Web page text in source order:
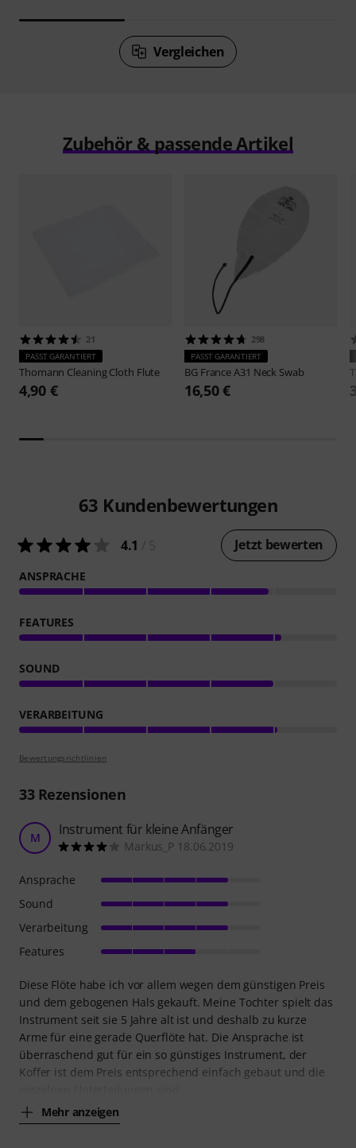
Vergleichen
Zubehör & passende Artikel
21
PASST GARANTIERT
Thomann Cleaning Cloth Flute
4,90 €
298
PASST GARANTIERT
BG FranceA31 Neck Swab
16,50 €
63 Kundenbewertungen
4.1 Jetzt bewerten
ANSPRACHE
FEATURES
SOUND
VERARBEITUNG
Bewertungsrichtlinien
33Rezensionen
M Instrument für kleine Anfänger
Markus_P 18.06.2019
Diese Flöte habe ich vor allem wegen dem günstigen Preis
und dem gebogenen Hals gekauft. Meine Tochter spielt das
Instrument seit sie 5 Jahre alt ist und deshalb zu kurze
Arme für eine gerade Querflöte hat. Die Ansprache ist
überraschend gut für ein so günstiges Instrument, der
Koffer ist dem Preis entsprechend einfach gebaut und die
Mehr anzeigen
Ansprache
Sound
Verarbeitung
Features